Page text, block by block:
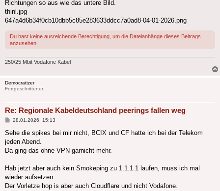
Richtungen so aus wie das untere Bild.
thinl.jpg
647a4d6b34f0cb10dbb5c85e283633ddcc7a0ad8-04-01-2026.png
Du hast keine ausreichende Berechtigung, um die Dateianhänge dieses Beitrags
anzusehen.
250/25 Mbit Vodafone Kabel
Democratizer
Fortgeschrittener
Re: Regionale Kabeldeutschland peerings fallen weg
Beitrag
28.01.2026, 15:13
Sehe die spikes bei mir nicht, BCIX und CF hatte ich bei der Telekom
jeden Abend.
Da ging das ohne VPN garnicht mehr.
Hab jetzt aber auch kein Smokeping zu 1.1.1.1 laufen, muss ich mal
wieder aufsetzen.
Der Vorletze hop is aber auch Cloudflare und nicht Vodafone.